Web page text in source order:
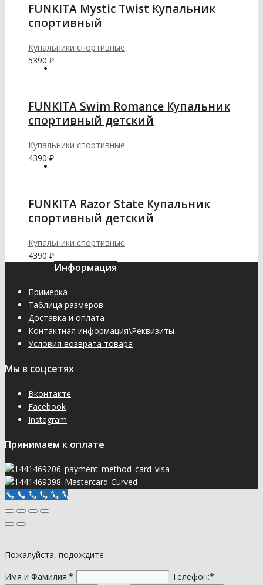
FUNKITA Mystic Twist Купальник
спортивный
Купальники спортивные
5390 ₽
FUNKITA Swim Romance Купальник
спортивный детский
Купальники спортивные
4390 ₽
FUNKITA Razor State Купальник
спортивный детский
Купальники спортивные
4390 ₽
Информация
Примерка
Таблица размеров
Доставка и оплата
Контактная информация\Реквизиты
Условия возврата товара
Мы в соцсетях
Вконтакте
Facebook
Instagram
Принимаем к оплате
Call Now Button
Пожалуйста, подождите
Имя и Фамилия:*
Телефон:*